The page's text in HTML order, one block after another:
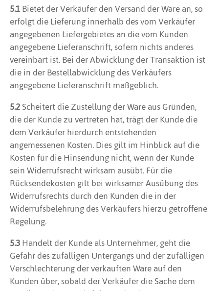
5.1Bietet der Verkäufer den Versand der Ware an, so
erfolgt die Lieferung innerhalb des vom Verkäufer
angegebenen Liefergebietes an die vom Kunden
angegebene Lieferanschrift, sofern nichts anderes
vereinbart ist. Bei der Abwicklung der Transaktion ist
die in der Bestellabwicklung des Verkäufers
angegebene Lieferanschrift maßgeblich.
5.2Scheitert die Zustellung der Ware aus Gründen,
die der Kunde zu vertreten hat, trägt der Kunde die
dem Verkäufer hierdurch entstehenden
angemessenen Kosten. Dies gilt im Hinblick auf die
Kosten für die Hinsendung nicht, wenn der Kunde
sein Widerrufsrecht wirksam ausübt. Für die
Rücksendekosten gilt bei wirksamer Ausübung des
Widerrufsrechts durch den Kunden die in der
Widerrufsbelehrung des Verkäufers hierzu getroffene
Regelung.
5.3Handelt der Kunde als Unternehmer, geht die
Gefahr des zufälligen Untergangs und der zufälligen
Verschlechterung der verkauften Ware auf den
Kunden über, sobald der Verkäufer die Sache dem